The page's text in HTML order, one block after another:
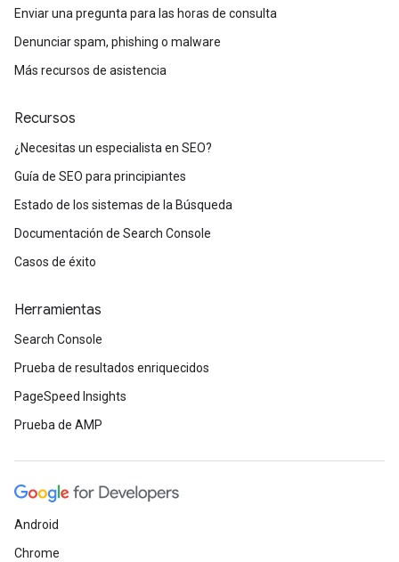
Enviar una pregunta para las horas de consulta
Denunciar spam, phishing o malware
Más recursos de asistencia
Recursos
¿Necesitas un especialista en SEO?
Guía de SEO para principiantes
Estado de los sistemas de la Búsqueda
Documentación de Search Console
Casos de éxito
Herramientas
Search Console
Prueba de resultados enriquecidos
PageSpeed Insights
Prueba de AMP
Android
Chrome